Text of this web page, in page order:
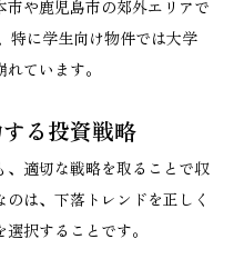
や鹿児島市の郊外エリアで
特に学生向け物件では大学
ています。
る投資戦略
適切な戦略を取ることで収
は、下落トレンドを正しく
択することです。